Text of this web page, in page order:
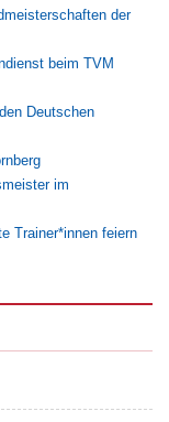
der
beim TVM
Deutschen
im
Trainer*innen feiern